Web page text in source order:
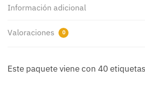
Información adicional
Valoraciones 0
Este paquete viene con 40